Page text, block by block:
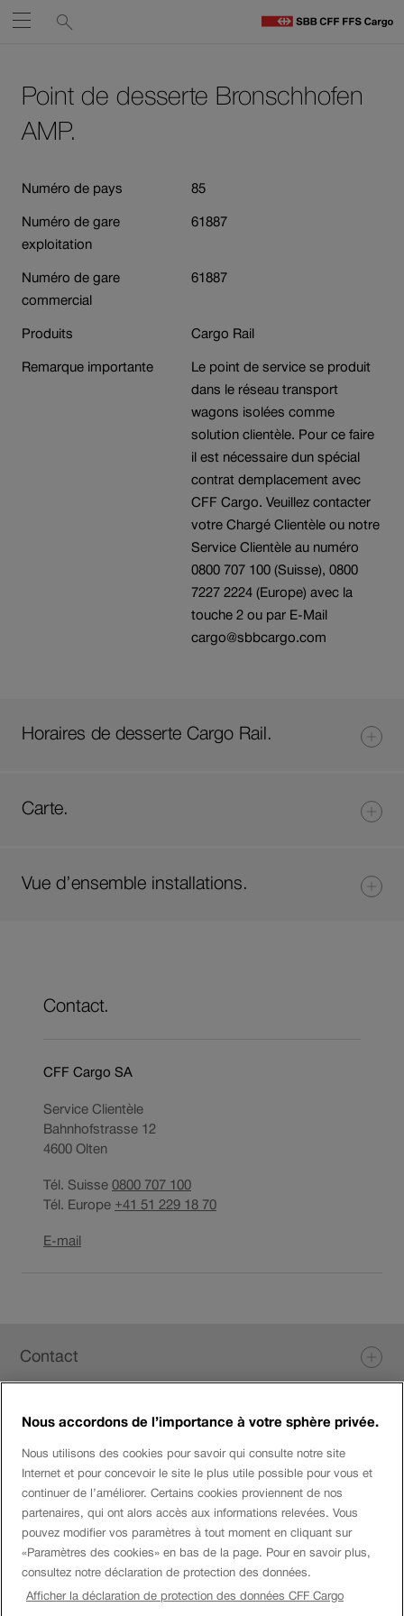
sur
cff.ch
contenu
contact
Liens
Ouvrir
Point de desserte Bronschhofen
AMP.
Numéro de pays 85
Numéro de gare
exploitation
61887
Numéro de gare
commercial
61887
Produits Cargo Rail
Remarque importante
Le point de service se produit
dans le réseau transport
wagons isolées comme
solution clientèle. Pour ce faire
il est nécessaire dun spécial
contrat demplacement avec
CFF Cargo. Veuillez contacter
votre Chargé Clientèle ou notre
Service Clientèle au numéro
0800 707 100 (Suisse), 0800
7227 2224 (Europe) avec la
touche 2 ou par E-Mail
cargo@sbbcargo.com
Horaires de desserte Cargo Rail.
Carte.
Vue d’ensemble installations.
Contact.
CFF Cargo SA
Service Clientèle
Bahnhofstrasse 12
4600 Olten
Tél. Suisse 0800 707 100
Tél. Europe +41 51 229 18 70
E-mailOuverture
de
page
Contact
Login eServices
Médias sociaux
Entreprise
Nous accordons de l’importance à votre sphère privée.
Nous utilisons des cookies pour savoir qui consulte notre site
Internet et pour concevoir le site le plus utile possible pour vous et
continuer de l’améliorer. Certains cookies proviennent de nos
partenaires, qui ont alors accès aux informations relevées. Vous
pouvez modifier vos paramètres à tout moment en cliquant sur
«Paramètres des cookies» en bas de la page. Pour en savoir plus,
consultez notre déclaration de protection des données.
Afficher la déclaration de protection des données CFF Cargo